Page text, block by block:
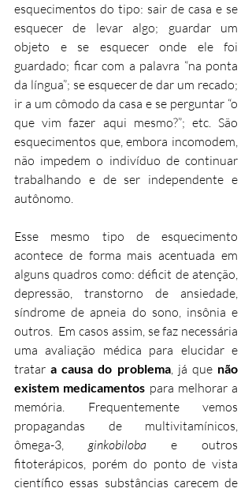
esquecimentos do tipo: sair de casa e se
esquecer de levar algo; guardar um
objeto e se esquecer onde ele foi
guardado; ficar com a palavra “na ponta
da língua”; se esquecer de dar um recado;
ir a um cômodo da casa e se perguntar “o
que vim fazer aqui mesmo?”; etc. São
esquecimentos que, embora incomodem,
não impedem o indivíduo de continuar
trabalhando e de ser independente e
autônomo.
Esse mesmo tipo de esquecimento
acontece de forma mais acentuada em
alguns quadros como: déficit de atenção,
depressão, transtorno de ansiedade,
síndrome de apneia do sono, insônia e
outros.  Em casos assim, se faz necessária
uma avaliação médica para elucidar e
tratar a causa do problema, já que não
existem medicamentos para melhorar a
memória. Frequentemente vemos
propagandas de multivitamínicos,
ômega-3, ginkobiloba e outros
fitoterápicos, porém do ponto de vista
científico essas substâncias carecem de